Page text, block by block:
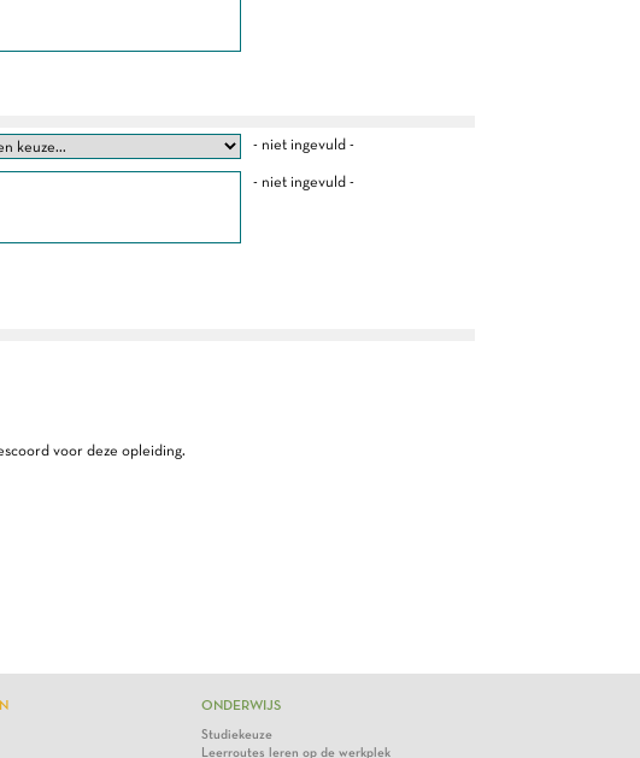
- niet ingevuld -
- niet ingevuld -
voor deze opleiding.
ONDERWIJS
Studiekeuze
Leerroutes leren op de werkplek